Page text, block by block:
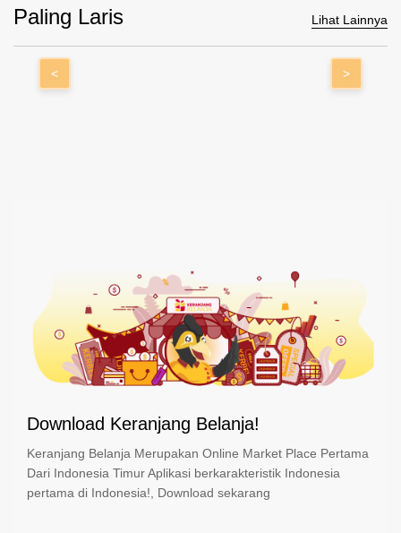
Paling Laris Lihat Lainnya
< >
Download Keranjang Belanja!
Keranjang Belanja Merupakan Online Market Place Pertama
Dari Indonesia Timur Aplikasi berkarakteristik Indonesia
pertama di Indonesia!, Download sekarang